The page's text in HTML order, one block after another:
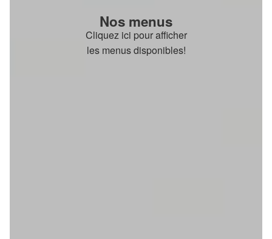
Nos menus
Cliquez ici pour afficher
les menus disponibles!